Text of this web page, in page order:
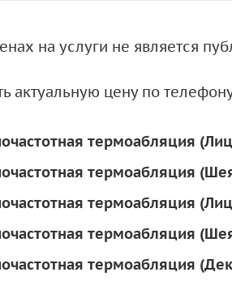
на услуги не является
актуальную цену по
термоабляция
термоабляция
термоабляция
термоабляция
термоабляция